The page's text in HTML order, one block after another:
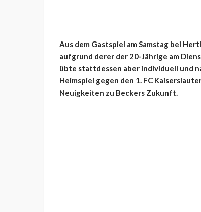
Aus dem Gastspiel am Samstag bei
aufgrund derer der 20-Jährige am
übte stattdessen aber individuell und
Heimspiel gegen den 1. FC
Neuigkeiten zu Beckers Zukunft.